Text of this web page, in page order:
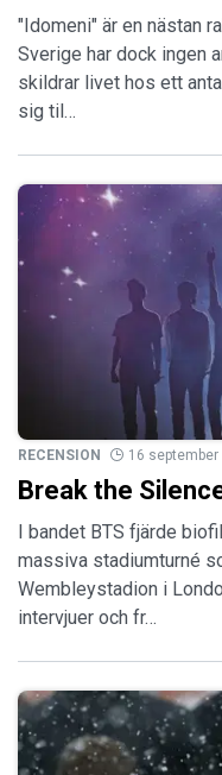
"Idomeni" är en nästan
Sverige har dock ingen
skildrar livet hos ett
sig til…
RECENSION 16 september
Break the
I bandet BTS fjärde
massiva stadiumturné
Wembleystadion i
intervjuer och fr…